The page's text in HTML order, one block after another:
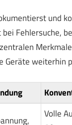
und
Fehlersuche,
Geräte weiterhin
Volle